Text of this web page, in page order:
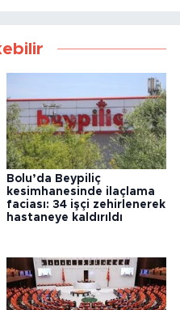
Bolu’da Beypiliç
kesimhanesinde ilaçlama
faciası: 34 işçi zehirlenerek
hastaneye kaldırıldı